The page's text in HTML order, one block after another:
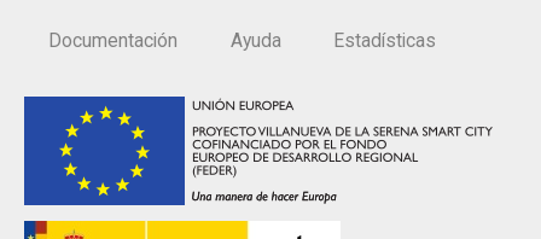
Documentación Ayuda Estadísticas